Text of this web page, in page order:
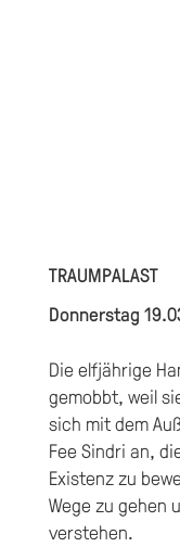
TRAUMPALAST
Donnerstag
Die elfjährige
gemobbt, weil
sich mit dem
Fee Sindri an,
Existenz zu
Wege zu gehen
verstehen.